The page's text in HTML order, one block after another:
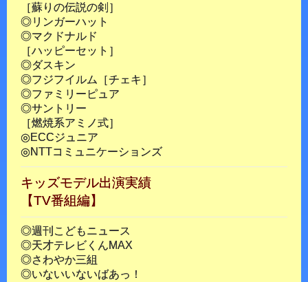
［蘇りの伝説の剣］
◎リンガーハット
◎マクドナルド
［ハッピーセット］
◎ダスキン
◎フジフイルム［チェキ］
◎ファミリーピュア
◎サントリー
［燃焼系アミノ式］
◎ECCジュニア
◎NTTコミュニケーションズ
キッズモデル出演実績
【TV番組編】
◎週刊こどもニュース
◎天才テレビくんMAX
◎さわやか三組
◎いないいないばあっ！